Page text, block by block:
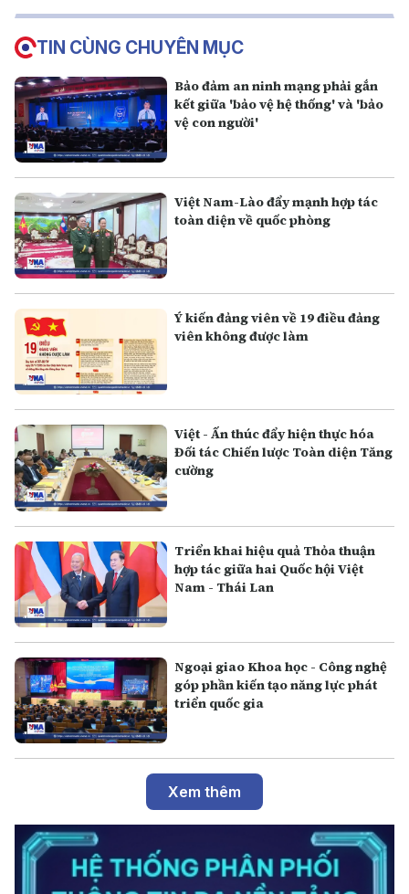
TIN CÙNG CHUYÊN MỤC
Bảo đảm an ninh mạng phải gắn
kết giữa 'bảo vệ hệ thống' và 'bảo
vệ con người'
Việt Nam-Lào đẩy mạnh hợp tác
toàn diện về quốc phòng
Ý kiến đảng viên về 19 điều đảng
viên không được làm
Việt - Ấn thúc đẩy hiện thực hóa
Đối tác Chiến lược Toàn diện Tăng
cường
Triển khai hiệu quả Thỏa thuận
hợp tác giữa hai Quốc hội Việt
Nam - Thái Lan
Ngoại giao Khoa học - Công nghệ
góp phần kiến tạo năng lực phát
triển quốc gia
Xem thêm